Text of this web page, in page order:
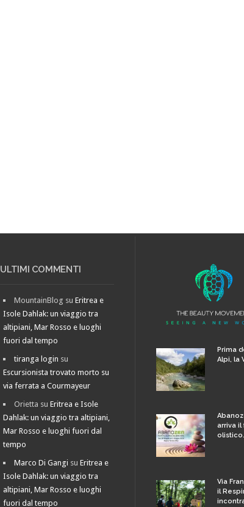
ULTIMI COMMENTI
MountainBlog suEritrea e
Isole Dahlak: un viaggio tra
altipiani, Mar Rosso e luoghi
fuori dal tempo
tiranga login su
Escursionista trovato morto su
via ferrata a Courmayeur
Orietta suEritrea e Isole
Dahlak: un viaggio tra altipiani,
Mar Rosso e luoghi fuori dal
tempo
Marco Di Gangi suEritrea e
Isole Dahlak: un viaggio tra
altipiani, Mar Rosso e luoghi
fuori dal tempo
Prima
Alpi, la
arriva
Via
il